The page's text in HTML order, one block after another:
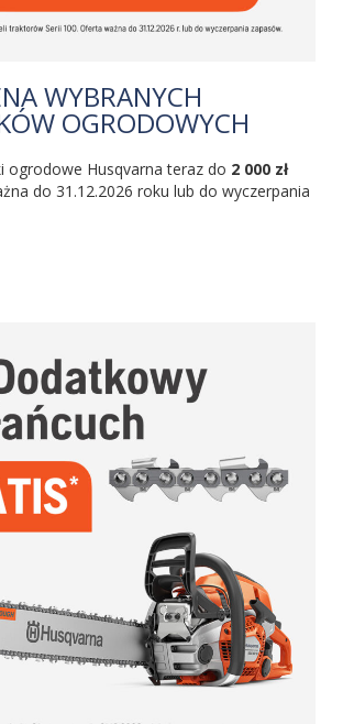
WYBRANYCH
OGRODOWYCH
ogrodowe Husqvarna teraz do 2 000 zł
do 31.12.2026 roku lub do wyczerpania